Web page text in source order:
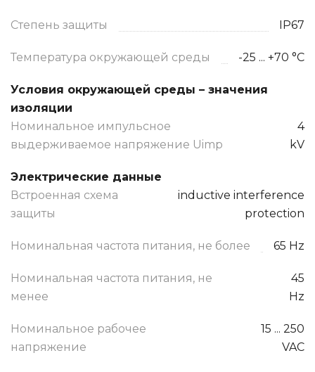
Степень защиты IP67
Температура окружающей среды -25 ... +70 °C
Условия окружающей среды – значения
изоляции
Номинальное импульсное
выдерживаемое напряжение Uimp
4
kV
Электрические данные
Встроенная схема
защиты
inductive interference
protection
Номинальная частота питания, не более 65 Hz
Номинальная частота питания, не
менее
45
Hz
Номинальное рабочее
напряжение
15 ... 250
VAC